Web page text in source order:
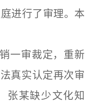
进行了审理。本
一审裁定，重新
真实认定再次审
张某缺少文化知